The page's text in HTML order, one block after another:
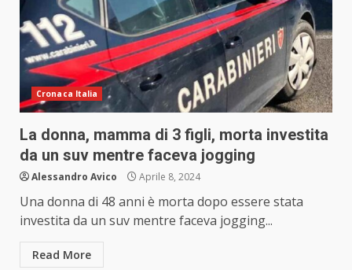
Cronaca Italia
La donna, mamma di 3 figli, morta investita
da un suv mentre faceva jogging
Alessandro Avico Aprile 8, 2024
Una donna di 48 anni è morta dopo essere stata
investita da un suv mentre faceva jogging...
Read More